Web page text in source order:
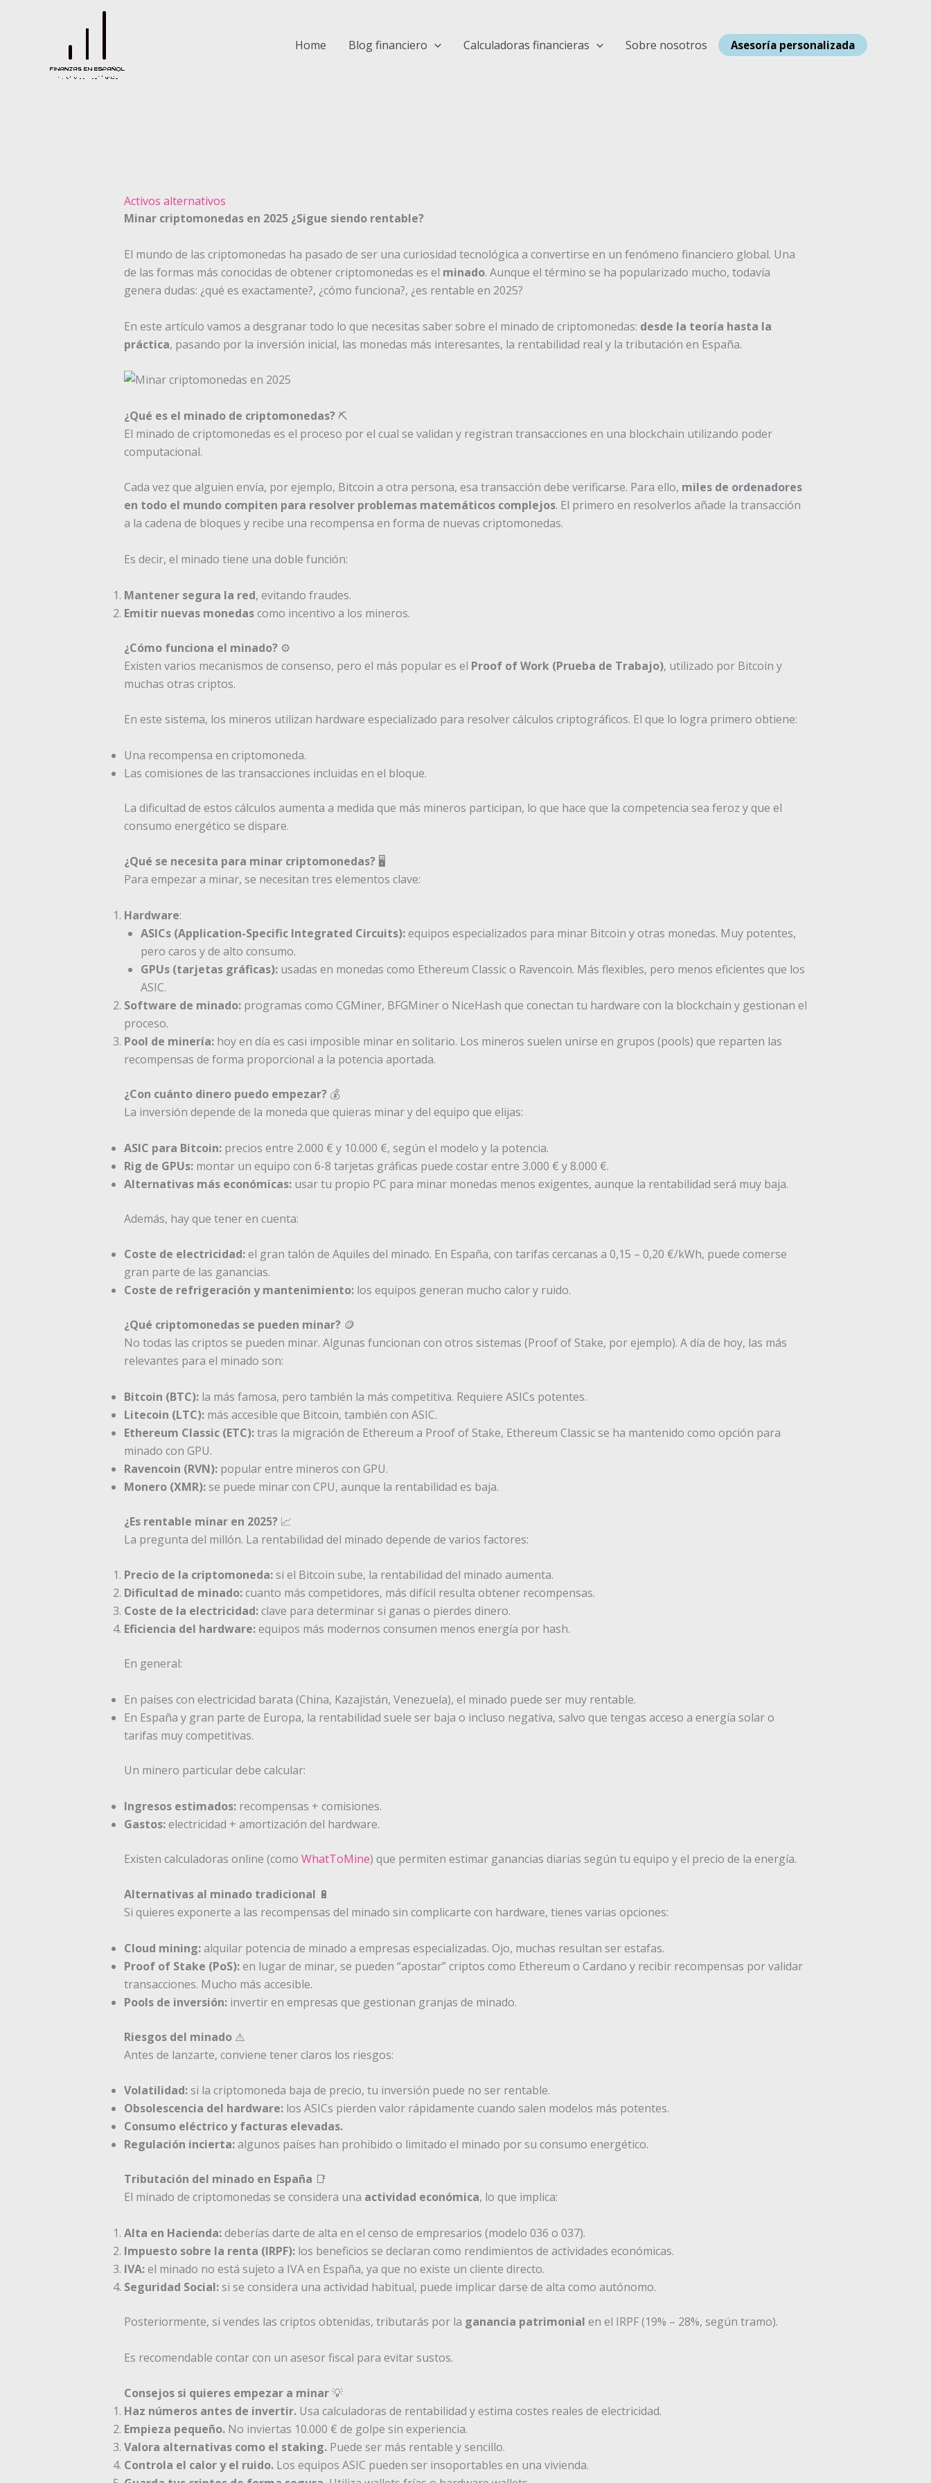
Home Blog financiero Calculadoras financieras Sobre nosotros Asesoría personalizada
Activos alternativos
Minar criptomonedas en 2025 ¿Sigue siendo rentable?
El mundo de las criptomonedas ha pasado de ser una curiosidad tecnológica a convertirse en un fenómeno financiero global. Una
de las formas más conocidas de obtener criptomonedas es el minado. Aunque el término se ha popularizado mucho, todavía
genera dudas: ¿qué es exactamente?, ¿cómo funciona?, ¿es rentable en 2025?
En este artículo vamos a desgranar todo lo que necesitas saber sobre el minado de criptomonedas: desde la teoría hasta la
práctica, pasando por la inversión inicial, las monedas más interesantes, la rentabilidad real y la tributación en España.
¿Qué es el minado de criptomonedas?⛏️
El minado de criptomonedas es el proceso por el cual se validan y registran transacciones en una blockchain utilizando poder
computacional.
Cada vez que alguien envía, por ejemplo, Bitcoin a otra persona, esa transacción debe verificarse. Para ello, miles de ordenadores
en todo el mundo compiten para resolver problemas matemáticos complejos. El primero en resolverlos añade la transacción
a la cadena de bloques y recibe una recompensa en forma de nuevas criptomonedas.
Es decir, el minado tiene una doble función:
Mantener segura la red, evitando fraudes.
Emitir nuevas monedascomo incentivo a los mineros.
¿Cómo funciona el minado?⚙️
Existen varios mecanismos de consenso, pero el más popular es el Proof of Work (Prueba de Trabajo), utilizado por Bitcoin y
muchas otras criptos.
En este sistema, los mineros utilizan hardware especializado para resolver cálculos criptográficos. El que lo logra primero obtiene:
Una recompensa en criptomoneda.
Las comisiones de las transacciones incluidas en el bloque.
La dificultad de estos cálculos aumenta a medida que más mineros participan, lo que hace que la competencia sea feroz y que el
consumo energético se dispare.
¿Qué se necesita para minar criptomonedas?🖥️
Para empezar a minar, se necesitan tres elementos clave:
Hardware:
ASICs (Application-Specific Integrated Circuits):equipos especializados para minar Bitcoin y otras monedas. Muy potentes,
pero caros y de alto consumo.
GPUs (tarjetas gráficas):usadas en monedas como Ethereum Classic o Ravencoin. Más flexibles, pero menos eficientes que los
ASIC.
Software de minado:programas como CGMiner, BFGMiner o NiceHash que conectan tu hardware con la blockchain y gestionan el
proceso.
Pool de minería:hoy en día es casi imposible minar en solitario. Los mineros suelen unirse en grupos (pools) que reparten las
recompensas de forma proporcional a la potencia aportada.
¿Con cuánto dinero puedo empezar?💰
La inversión depende de la moneda que quieras minar y del equipo que elijas:
ASIC para Bitcoin:precios entre 2.000 € y 10.000 €, según el modelo y la potencia.
Rig de GPUs:montar un equipo con 6-8 tarjetas gráficas puede costar entre 3.000 € y 8.000 €.
Alternativas más económicas:usar tu propio PC para minar monedas menos exigentes, aunque la rentabilidad será muy baja.
Además, hay que tener en cuenta:
Coste de electricidad:el gran talón de Aquiles del minado. En España, con tarifas cercanas a 0,15 – 0,20 €/kWh, puede comerse
gran parte de las ganancias.
Coste de refrigeración y mantenimiento:los equipos generan mucho calor y ruido.
¿Qué criptomonedas se pueden minar?🪙
No todas las criptos se pueden minar. Algunas funcionan con otros sistemas (Proof of Stake, por ejemplo). A día de hoy, las más
relevantes para el minado son:
Bitcoin (BTC):la más famosa, pero también la más competitiva. Requiere ASICs potentes.
Litecoin (LTC):más accesible que Bitcoin, también con ASIC.
Ethereum Classic (ETC):tras la migración de Ethereum a Proof of Stake, Ethereum Classic se ha mantenido como opción para
minado con GPU.
Ravencoin (RVN):popular entre mineros con GPU.
Monero (XMR):se puede minar con CPU, aunque la rentabilidad es baja.
¿Es rentable minar en 2025?📈
La pregunta del millón. La rentabilidad del minado depende de varios factores:
Precio de la criptomoneda:si el Bitcoin sube, la rentabilidad del minado aumenta.
Dificultad de minado:cuanto más competidores, más difícil resulta obtener recompensas.
Coste de la electricidad:clave para determinar si ganas o pierdes dinero.
Eficiencia del hardware:equipos más modernos consumen menos energía por hash.
En general:
En países con electricidad barata (China, Kazajistán, Venezuela), el minado puede ser muy rentable.
En España y gran parte de Europa, la rentabilidad suele ser baja o incluso negativa, salvo que tengas acceso a energía solar o
tarifas muy competitivas.
Un minero particular debe calcular:
Ingresos estimados:recompensas + comisiones.
Gastos:electricidad + amortización del hardware.
Existen calculadoras online (como WhatToMine) que permiten estimar ganancias diarias según tu equipo y el precio de la energía.
Alternativas al minado tradicional 🔋
Si quieres exponerte a las recompensas del minado sin complicarte con hardware, tienes varias opciones:
Cloud mining:alquilar potencia de minado a empresas especializadas. Ojo, muchas resultan ser estafas.
Proof of Stake (PoS):en lugar de minar, se pueden “apostar” criptos como Ethereum o Cardano y recibir recompensas por validar
transacciones. Mucho más accesible.
Pools de inversión:invertir en empresas que gestionan granjas de minado.
Riesgos del minado⚠️
Antes de lanzarte, conviene tener claros los riesgos:
Volatilidad:si la criptomoneda baja de precio, tu inversión puede no ser rentable.
Obsolescencia del hardware:los ASICs pierden valor rápidamente cuando salen modelos más potentes.
Consumo eléctrico y facturas elevadas.
Regulación incierta:algunos países han prohibido o limitado el minado por su consumo energético.
Tributación del minado en España 📑
El minado de criptomonedas se considera una actividad económica, lo que implica:
Alta en Hacienda:deberías darte de alta en el censo de empresarios (modelo 036 o 037).
Impuesto sobre la renta (IRPF):los beneficios se declaran como rendimientos de actividades económicas.
IVA:el minado no está sujeto a IVA en España, ya que no existe un cliente directo.
Seguridad Social:si se considera una actividad habitual, puede implicar darse de alta como autónomo.
Posteriormente, si vendes las criptos obtenidas, tributarás por la ganancia patrimonial en el IRPF (19% – 28%, según tramo).
Es recomendable contar con un asesor fiscal para evitar sustos.
Consejos si quieres empezar a minar💡
Haz números antes de invertir.Usa calculadoras de rentabilidad y estima costes reales de electricidad.
Empieza pequeño.No inviertas 10.000 € de golpe sin experiencia.
Valora alternativas como el staking.Puede ser más rentable y sencillo.
Controla el calor y el ruido.Los equipos ASIC pueden ser insoportables en una vivienda.